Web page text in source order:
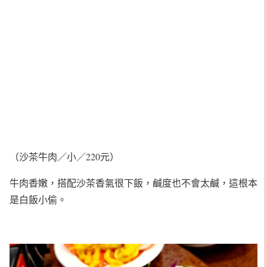
（沙茶牛肉／小／220元）
牛肉香嫩，搭配沙茶香氣很下飯，鹹度也不會太鹹，這根本
是白飯小偷。